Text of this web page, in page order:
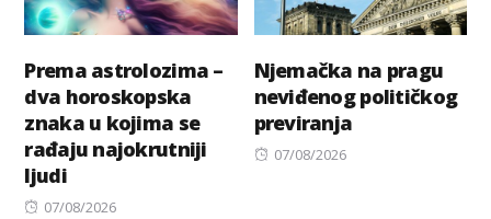
Prema astrolozima –
dva horoskopska
znaka u kojima se
rađaju najokrutniji
ljudi
Posted
07/08/2026
Njemačka na pragu
neviđenog političkog
previranja
Posted
07/08/2026